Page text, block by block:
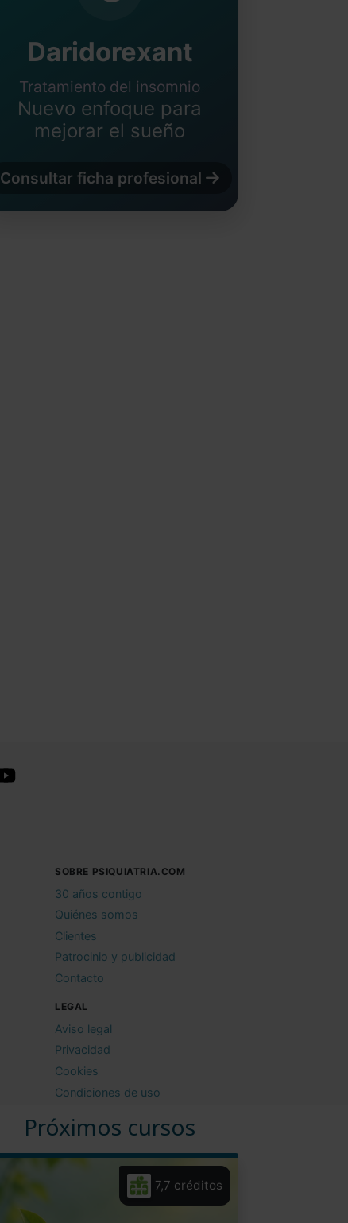
Daridorexant
Tratamiento del insomnio
Nuevo enfoque para
mejorar el sueño
Consultar ficha profesional
Próximos cursos
7,7 créditos
SOBRE PSIQUIATRIA.COM
30 años contigo
Quiénes somos
Clientes
Patrocinio y publicidad
Contacto
LEGAL
Aviso legal
Privacidad
Cookies
Condiciones de uso